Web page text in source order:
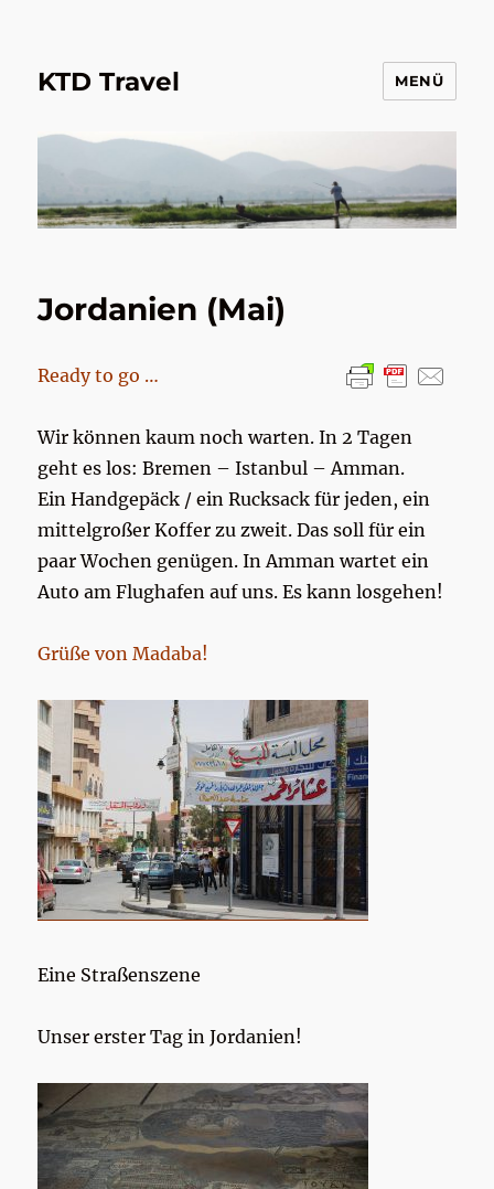
KTD Travel MENÜ
Jordanien (Mai)
Ready to go …
Wir können kaum noch warten. In 2 Tagen
geht es los: Bremen – Istanbul – Amman.
Ein Handgepäck / ein Rucksack für jeden, ein
mittelgroßer Koffer zu zweit. Das soll für ein
paar Wochen genügen. In Amman wartet ein
Auto am Flughafen auf uns. Es kann losgehen!
Grüße von Madaba!
Eine Straßenszene
Unser erster Tag in Jordanien!